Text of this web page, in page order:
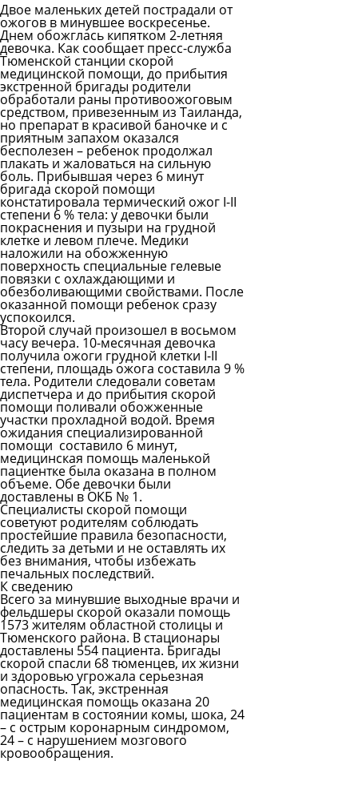
Двое маленьких детей пострадали от
ожогов в минувшее воскресенье.
Днем обожглась кипятком 2-летняя
девочка. Как сообщает пресс-служба
Тюменской станции скорой
медицинской помощи, до прибытия
экстренной бригады родители
обработали раны противоожоговым
средством, привезенным из Таиланда,
но препарат в красивой баночке и с
приятным запахом оказался
бесполезен – ребенок продолжал
плакать и жаловаться на сильную
боль. Прибывшая через 6 минут
бригада скорой помощи
констатировала термический ожог I-II
степени 6 % тела: у девочки были
покраснения и пузыри на грудной
клетке и левом плече. Медики
наложили на обожженную
поверхность специальные гелевые
повязки с охлаждающими и
обезболивающими свойствами. После
оказанной помощи ребенок сразу
успокоился.
Второй случай произошел в восьмом
часу вечера. 10-месячная девочка
получила ожоги грудной клетки I-II
степени, площадь ожога составила 9 %
тела. Родители следовали советам
диспетчера и до прибытия скорой
помощи поливали обожженные
участки прохладной водой. Время
ожидания специализированной
помощи составило 6 минут,
медицинская помощь маленькой
пациентке была оказана в полном
объеме. Обе девочки были
доставлены в ОКБ № 1.
Специалисты скорой помощи
советуют родителям соблюдать
простейшие правила безопасности,
следить за детьми и не оставлять их
без внимания, чтобы избежать
печальных последствий.
К сведению
Всего за минувшие выходные врачи и
фельдшеры скорой оказали помощь
1573 жителям областной столицы и
Тюменского района. В стационары
доставлены 554 пациента. Бригады
скорой спасли 68 тюменцев, их жизни
и здоровью угрожала серьезная
опасность. Так, экстренная
медицинская помощь оказана 20
пациентам в состоянии комы, шока, 24
– с острым коронарным синдромом,
24 – с нарушением мозгового
кровообращения.